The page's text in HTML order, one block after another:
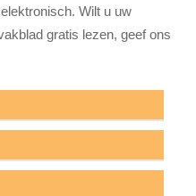
Wilt u uw
gratis lezen, geef ons